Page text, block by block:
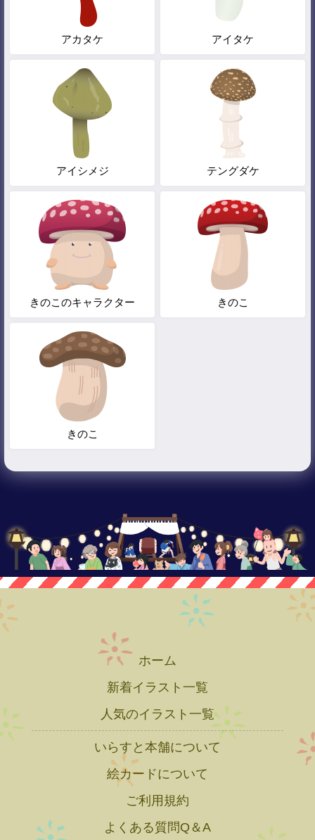
アカタケ アイタケ
アイシメジ テングダケ
きのこのキャラクター きのこ
きのこ
ホーム
新着イラスト一覧
人気のイラスト一覧
いらすと本舗について
絵カードについて
ご利用規約
よくある質問Q＆A